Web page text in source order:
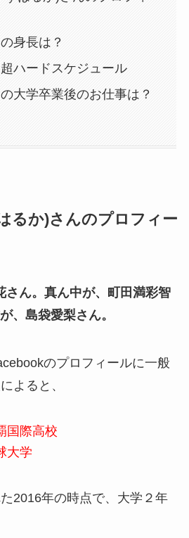
身長は？
ハードスケジュール
大学卒業後のお仕事は？
るか)さんのプロフィー
さん。真ん中が、町田満彩智
、島袋愛梨さん。
のプロフィールに一般
よると、
国際高校
大学
2016年の時点で、大学２年